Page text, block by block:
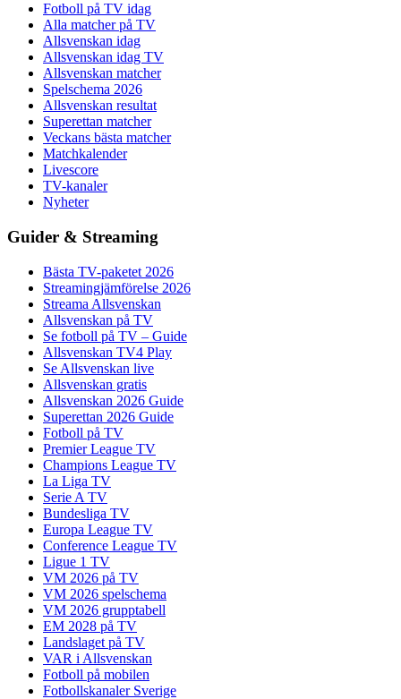
Fotboll på TV idag
Alla matcher på TV
Allsvenskan idag
Allsvenskan idag TV
Allsvenskan matcher
Spelschema 2026
Allsvenskan resultat
Superettan matcher
Veckans bästa matcher
Matchkalender
Livescore
TV-kanaler
Nyheter
Guider & Streaming
Bästa TV-paketet 2026
Streamingjämförelse 2026
Streama Allsvenskan
Allsvenskan på TV
Se fotboll på TV – Guide
Allsvenskan TV4 Play
Se Allsvenskan live
Allsvenskan gratis
Allsvenskan 2026 Guide
Superettan 2026 Guide
Fotboll på TV
Premier League TV
Champions League TV
La Liga TV
Serie A TV
Bundesliga TV
Europa League TV
Conference League TV
Ligue 1 TV
VM 2026 på TV
VM 2026 spelschema
VM 2026 grupptabell
EM 2028 på TV
Landslaget på TV
VAR i Allsvenskan
Fotboll på mobilen
Fotbollskanaler Sverige